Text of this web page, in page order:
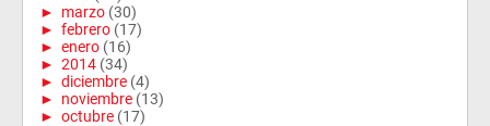
► marzo (30)
► febrero (17)
► enero (16)
► 2014 (34)
► diciembre (4)
► noviembre (13)
► octubre (17)